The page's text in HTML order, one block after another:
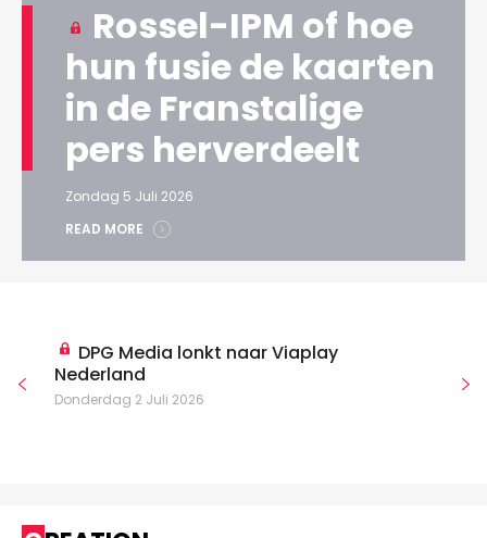
Rossel-IPM of hoe
hun fusie de kaarten
in de Franstalige
pers herverdeelt
Zondag 5 Juli 2026
READ MORE
DPG Media lonkt naar Viaplay
Nederland
Donderdag 2 Juli 2026